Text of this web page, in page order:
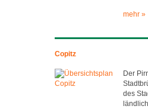
mehr »
Copitz
Der
des